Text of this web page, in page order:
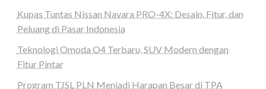
Kupas Tuntas Nissan Navara PRO-4X: Desain, Fitur, dan
Peluang di Pasar Indonesia
Teknologi Omoda O4 Terbaru, SUV Modern dengan
Fitur Pintar
Program TJSL PLN Menjadi Harapan Besar di TPA